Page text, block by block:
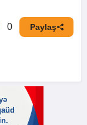
0 Paylaş